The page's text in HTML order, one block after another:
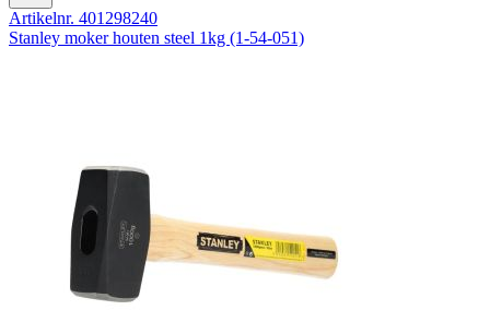
Artikelnr. 401298240
Stanley moker houten steel 1kg (1-54-051)